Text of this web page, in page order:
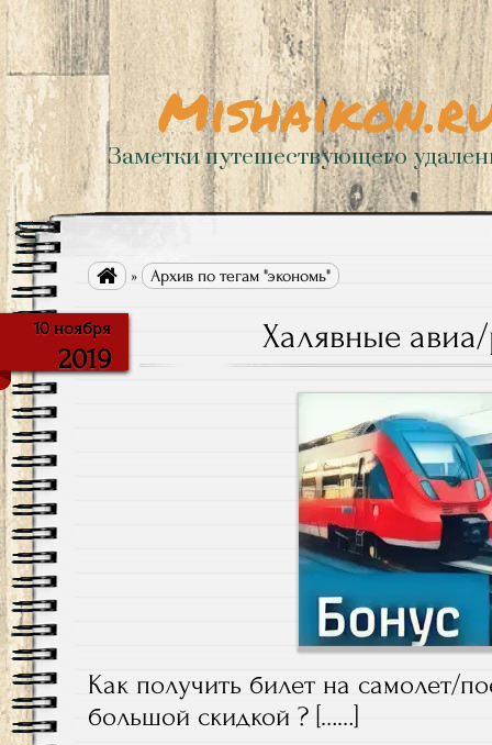
Заметки путешествующего
 » Архив по тегам "экономь"
10 ноября
2019
Халявные
Как получить билет на самолет/
большой скидкой ? [……]